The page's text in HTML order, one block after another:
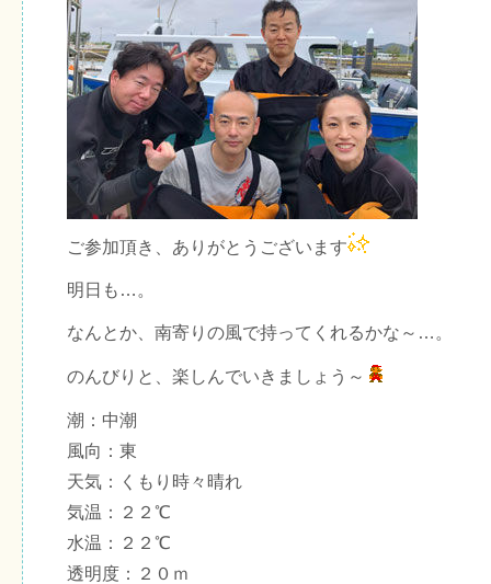
ご参加頂き、ありがとうございます
明日も…。
なんとか、南寄りの風で持ってくれるかな～…。
のんびりと、楽しんでいきましょう～
潮：中潮
風向：東
天気：くもり時々晴れ
気温：２２℃
水温：２２℃
透明度：２０ｍ